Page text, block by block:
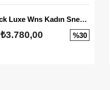
Mayze Stack Luxe Wns Kadın Sneaker
₺3.780,00 %30